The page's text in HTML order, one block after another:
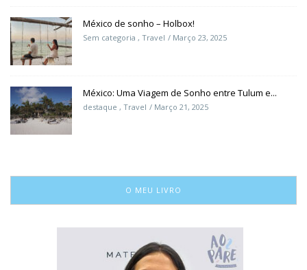
México de sonho – Holbox!
Sem categoria , Travel Março 23, 2025
México: Uma Viagem de Sonho entre Tulum e...
destaque , Travel Março 21, 2025
O MEU LIVRO